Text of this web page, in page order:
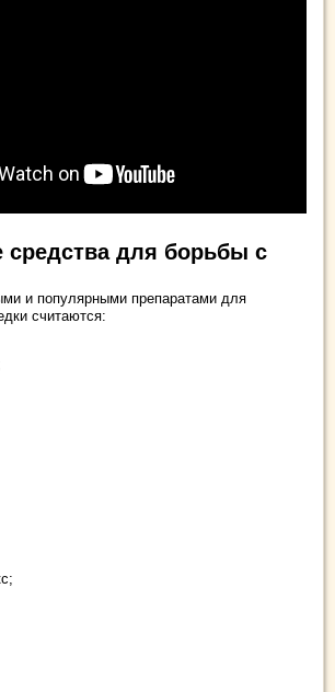
средства для борьбы с
и популярными препаратами для
считаются: